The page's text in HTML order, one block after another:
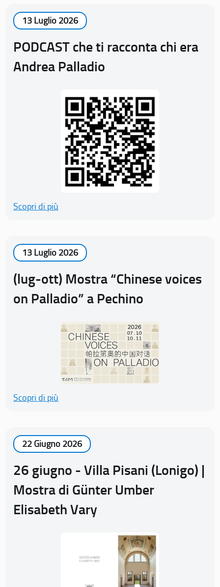
13 Luglio 2026
PODCAST che ti racconta chi era
Andrea Palladio
Scopri di più
13 Luglio 2026
(lug-ott) Mostra “Chinese voices
on Palladio” a Pechino
Scopri di più
22 Giugno 2026
26 giugno - Villa Pisani (Lonigo) |
Mostra di Günter Umber
Elisabeth Vary